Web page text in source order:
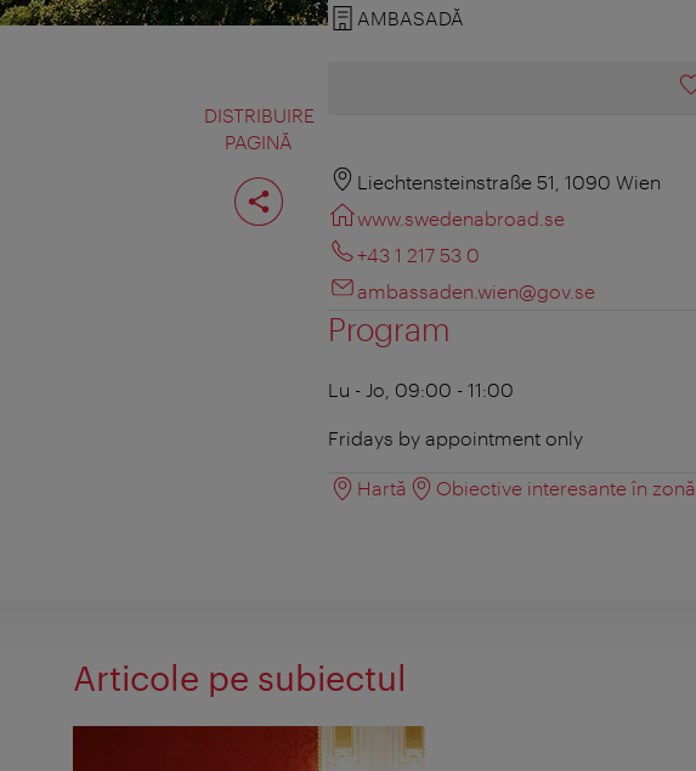
DISTRIBUIRE
PAGINĂ
Distribuiţi
pagina
AMBASADĂ
Liechtensteinstraße 51, 1090 Wien
www.swedenabroad.se
+43 1 217 53 0
ambassaden.wien@gov.se
Program
Lu - Jo, 09:00 - 11:00
Fridays by appointment only
Hartă Obiective interesante în zonă
Articole pe subiectul